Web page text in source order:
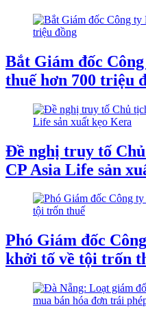
Bắt Giám đốc
thuế hơn 700 triệu
Đề nghị truy tố
CP Asia Life sản
Phó Giám đốc
khởi tố về tội trốn